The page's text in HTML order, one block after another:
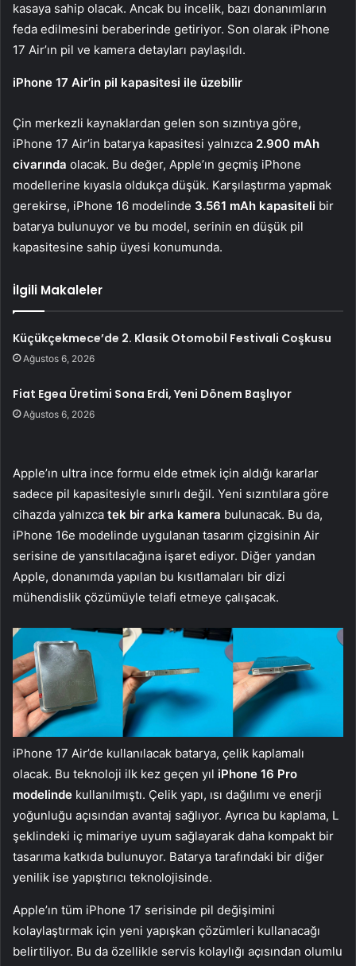
kasaya sahip olacak. Ancak bu incelik, bazı donanımların
feda edilmesini beraberinde getiriyor. Son olarak iPhone
17 Air’ın pil ve kamera detayları paylaşıldı.
iPhone 17 Air’in pil kapasitesi ile üzebilir
Çin merkezli kaynaklardan gelen son sızıntıya göre,
iPhone 17 Air’in batarya kapasitesi yalnızca 2.900 mAh
civarında olacak. Bu değer, Apple’ın geçmiş iPhone
modellerine kıyasla oldukça düşük. Karşılaştırma yapmak
gerekirse, iPhone 16 modelinde 3.561 mAh kapasiteli bir
batarya bulunuyor ve bu model, serinin en düşük pil
kapasitesine sahip üyesi konumunda.
İlgili Makaleler
Küçükçekmece’de 2. Klasik Otomobil Festivali Coşkusu
Ağustos 6, 2026
Fiat Egea Üretimi Sona Erdi, Yeni Dönem Başlıyor
Ağustos 6, 2026
Apple’ın ultra ince formu elde etmek için aldığı kararlar
sadece pil kapasitesiyle sınırlı değil. Yeni sızıntılara göre
cihazda yalnızca tek bir arka kamera bulunacak. Bu da,
iPhone 16e modelinde uygulanan tasarım çizgisinin Air
serisine de yansıtılacağına işaret ediyor. Diğer yandan
Apple, donanımda yapılan bu kısıtlamaları bir dizi
mühendislik çözümüyle telafi etmeye çalışacak.
iPhone 17 Air’de kullanılacak batarya, çelik kaplamalı
olacak. Bu teknoloji ilk kez geçen yıl iPhone 16 Pro
modelinde kullanılmıştı. Çelik yapı, ısı dağılımı ve enerji
yoğunluğu açısından avantaj sağlıyor. Ayrıca bu kaplama, L
şeklindeki iç mimariye uyum sağlayarak daha kompakt bir
tasarıma katkıda bulunuyor. Batarya tarafındaki bir diğer
yenilik ise yapıştırıcı teknolojisinde.
Apple’ın tüm iPhone 17 serisinde pil değişimini
kolaylaştırmak için yeni yapışkan çözümleri kullanacağı
belirtiliyor. Bu da özellikle servis kolaylığı açısından olumlu